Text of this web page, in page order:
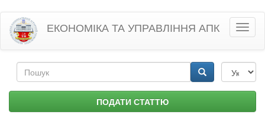
Перейти
основного
матеріалу
ЕКОНОМІКА ТА УПРАВЛІННЯ АПК
Пошукова
форма ПОДАТИ СТАТТЮ